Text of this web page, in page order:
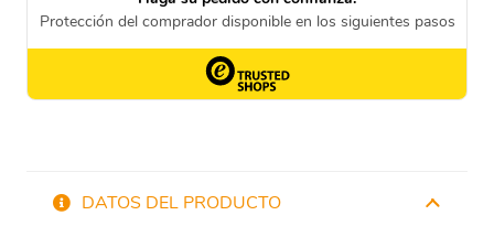
DATOS DEL PRODUCTO